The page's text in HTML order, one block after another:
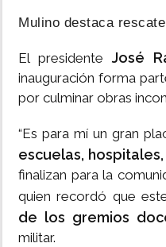
Mulino destaca
El presidente José
inauguración forma
por culminar obras
“Es para mí un gran
escuelas,
finalizan para la
quien recordó que
de los gremios
militar.